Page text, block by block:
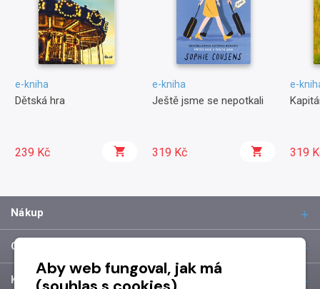
e-kniha
Dětská hra
239 Kč
e-kniha
Ještě jsme se nepotkali
319 Kč
e-
319
Nákup
O společnosti
Kontakt
Aby web fungoval, jak má